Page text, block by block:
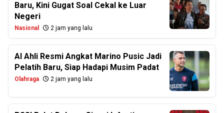
Baru, Kini Gugat Soal Cekal ke Luar
Negeri
Nasional 2 jam yang lalu
Al Ahli Resmi Angkat Marino Pusic Jadi
Pelatih Baru, Siap Hadapi Musim Padat
Olahraga 2 jam yang lalu